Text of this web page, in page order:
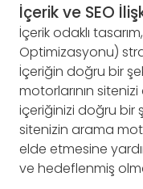
İçerik ve SEO
İçerik odaklı
Optimizasyonu)
İçeriğin doğru bir
motorlarının
içeriğinizi doğru bir
sitenizin arama
elde etmesine
ve hedeflenmiş